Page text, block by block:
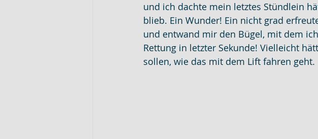
und ich dachte mein letztes Stündlein
blieb. Ein Wunder! Ein nicht grad
und entwand mir den Bügel, mit dem
Rettung in letzter Sekunde! Vielleicht
sollen, wie das mit dem Lift fahren geht.